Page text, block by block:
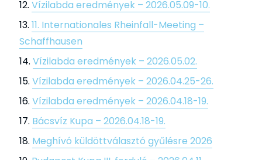
Vízilabda eredmények – 2026.05.09-10.
11. Internationales Rheinfall-Meeting –
Schaffhausen
Vízilabda eredmények – 2026.05.02.
Vízilabda eredmények – 2026.04.25-26.
Vízilabda eredmények – 2026.04.18-19.
Bácsvíz Kupa – 2026.04.18-19.
Meghívó küldöttválasztó gyűlésre 2026